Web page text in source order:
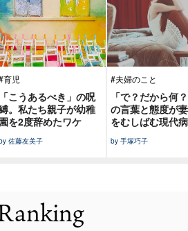
育児
「こうあるべき」の呪
。私たち親子が幼稚
園を2度辞めたワケ
佐藤友美子
#夫婦のこと
「で？だから何
の言葉と態度が
をむしばむ現代病
by 手塚巧子